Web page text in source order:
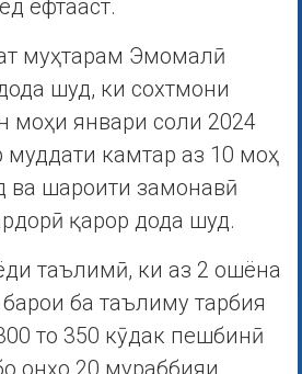
ёфтааст.
муҳтарам Эмомалӣ
шуд, ки сохтмони
моҳи январи соли 2024
муддати камтар аз 10 моҳ
ва шароити замонавӣ
қарор дода шуд.
таълимӣ, ки аз 2 ошёна
ба таълиму тарбия
то 350 кӯдак пешбинӣ